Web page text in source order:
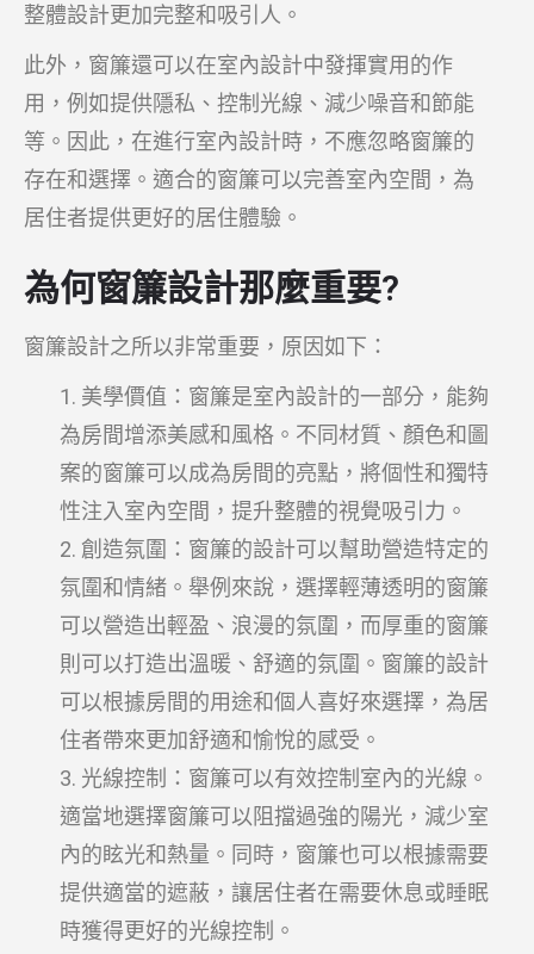
整體設計更加完整和吸引人。
此外，窗簾還可以在室內設計中發揮實用的作
用，例如提供隱私、控制光線、減少噪音和節能
等。因此，在進行室內設計時，不應忽略窗簾的
存在和選擇。適合的窗簾可以完善室內空間，為
居住者提供更好的居住體驗。
為何窗簾設計那麼重要?
窗簾設計之所以非常重要，原因如下：
美學價值：窗簾是室內設計的一部分，能夠
為房間增添美感和風格。不同材質、顏色和圖
案的窗簾可以成為房間的亮點，將個性和獨特
性注入室內空間，提升整體的視覺吸引力。
創造氛圍：窗簾的設計可以幫助營造特定的
氛圍和情緒。舉例來說，選擇輕薄透明的窗簾
可以營造出輕盈、浪漫的氛圍，而厚重的窗簾
則可以打造出溫暖、舒適的氛圍。窗簾的設計
可以根據房間的用途和個人喜好來選擇，為居
住者帶來更加舒適和愉悅的感受。
光線控制：窗簾可以有效控制室內的光線。
適當地選擇窗簾可以阻擋過強的陽光，減少室
內的眩光和熱量。同時，窗簾也可以根據需要
提供適當的遮蔽，讓居住者在需要休息或睡眠
時獲得更好的光線控制。